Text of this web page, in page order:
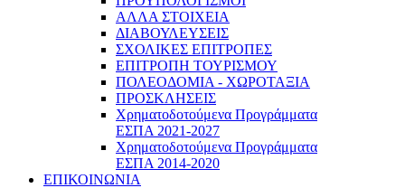
ΑΛΛΑ ΣΤΟΙΧΕΙΑ
ΔΙΑΒΟΥΛΕΥΣΕΙΣ
ΣΧΟΛΙΚΕΣ ΕΠΙΤΡΟΠΕΣ
ΕΠΙΤΡΟΠΗ ΤΟΥΡΙΣΜΟΥ
ΠΟΛΕΟΔΟΜΙΑ - ΧΩΡΟΤΑΞΙΑ
ΠΡΟΣΚΛΗΣΕΙΣ
Χρηματοδοτούμενα Προγράμματα
ΕΣΠΑ 2021-2027
Χρηματοδοτούμενα Προγράμματα
ΕΣΠΑ 2014-2020
ΕΠΙΚΟΙΝΩΝΙΑ